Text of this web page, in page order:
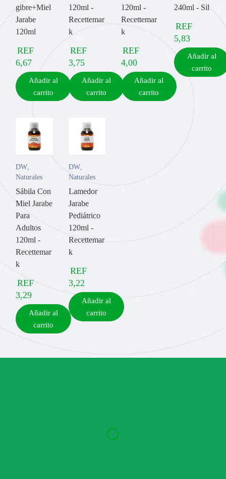
gibre+Miel
Jarabe
120ml
REF
6,67
Añadir al
carrito
120ml -
Recettemar
k
REF
3,75
Añadir al
carrito
120ml -
Recettemar
k
REF
4,00
Añadir al
carrito
240ml - Sil
REF
5,83
Añadir al
carrito
DW,
Naturales
Sábila Con
Miel Jarabe
Para
Adultos
120ml -
Recettemar
k
REF
3,29
Añadir al
carrito
DW,
Naturales
Lamedor
Jarabe
Pediátrico
120ml -
Recettemar
k
REF
3,22
Añadir al
carrito